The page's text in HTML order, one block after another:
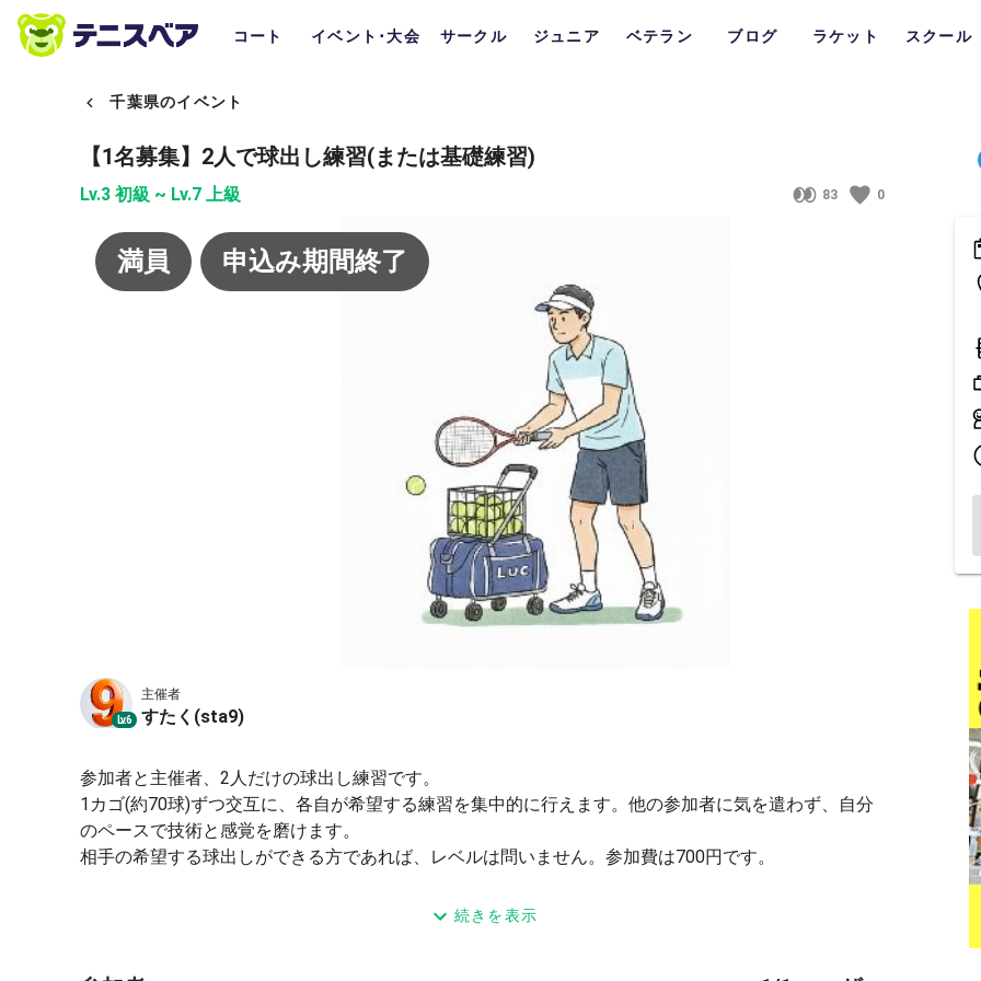
コート イベント･大会 サークル ジュニア ベテラン ブログ ラケット スクール
千葉県のイベント
【1名募集】2人で球出し練習(または基礎練習)
Lv.3 初級 ~ Lv.7 上級 83 0
満員 申込み期間終了
Lv.6
主催者
すたく(sta9)
参加者と主催者、2人だけの球出し練習です。
1カゴ(約70球)ずつ交互に、各自が希望する練習を集中的に行えます。他の参加者に気を遣わず、自分
のペースで技術と感覚を磨けます。
相手の希望する球出しができる方であれば、レベルは問いません。参加費は700円です。
ボールは、球数を確保し弾み(空気圧)を重視するため、ノンプレッシャーボール(ヨネックスNP)を使用
続きを表示